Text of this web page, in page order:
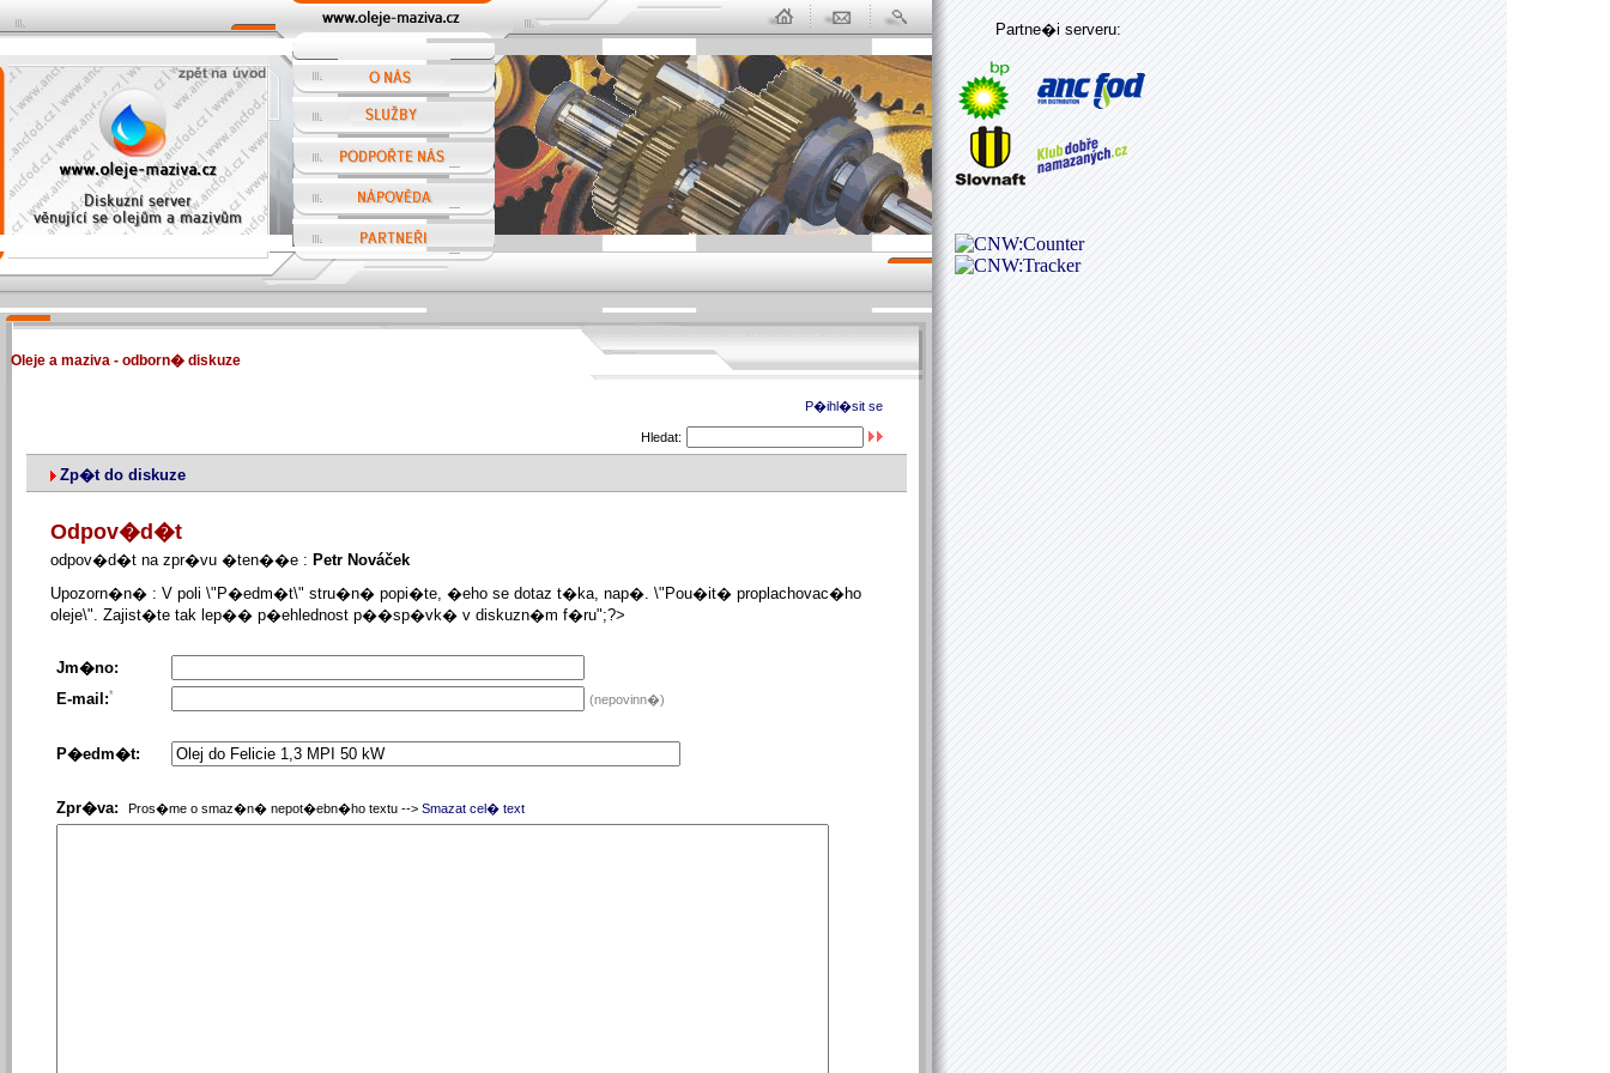
Oleje a maziva - odborn� diskuze
Partne�i serveru:
P�ihl�sit se
Hledat:
Zp�t do diskuze
Odpov�d�t
odpov�d�t na zpr�vu �ten��e : Petr Nováček
Upozorn�n� : V poli \"P�edm�t\" stru�n� popi�te, �eho se dotaz t�ka, nap�. \"Pou�it� proplachovac�ho
oleje\". Zajist�te tak lep�� p�ehlednost p��sp�vk� v diskuzn�m f�ru";?>
Jm�no:
E-mail:* (nepovinn�)
P�edm�t:
Zpr�va: Pros�me o smaz�n� nepot�ebn�ho textu --> Smazat cel� text